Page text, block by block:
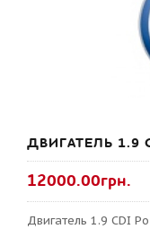
ДВИГАТЕЛЬ 1.9
12000.00грн.
Двигатель 1.9 CDI